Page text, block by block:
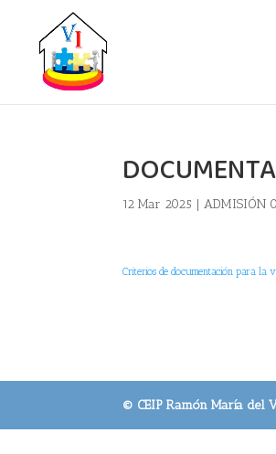
12 Mar 2025 |ADMISIÓN
Criterios de documentación para la
© CEIP Ramón María del